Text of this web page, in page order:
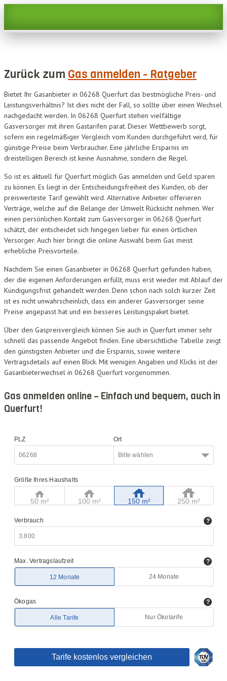
Zurück zum Gas anmelden - Ratgeber
Bietet Ihr Gasanbieter in 06268 Querfurt das bestmögliche Preis- und
Leistungsverhältnis? Ist dies nicht der Fall, so sollte über einen Wechsel
nachgedacht werden. In 06268 Querfurt stehen vielfältige
Gasversorger mit ihren Gastarifen parat. Dieser Wettbewerb sorgt,
sofern ein regelmäßiger Vergleich vom Kunden durchgeführt wird, für
günstige Preise beim Verbraucher. Eine jährliche Ersparnis im
dreistelligen Bereich ist keine Ausnahme, sondern die Regel.
So ist es aktuell für Querfurt möglich Gas anmelden und Geld sparen
zu können. Es liegt in der Entscheidungsfreiheit des Kunden, ob der
preiswerteste Tarif gewählt wird. Alternative Anbieter offerieren
Verträge, welche auf die Belange der Umwelt Rücksicht nehmen. Wer
einen persönlichen Kontakt zum Gasversorger in 06268 Querfurt
schätzt, der entscheidet sich hingegen lieber für einen örtlichen
Versorger. Auch hier bringt die online Auswahl beim Gas meist
erhebliche Preisvorteile.
Nachdem Sie einen Gasanbieter in 06268 Querfurt gefunden haben,
der die eigenen Anforderungen erfüllt, muss erst wieder mit Ablauf der
Kündigungsfrist gehandelt werden. Denn schon nach solch kurzer Zeit
ist es nicht unwahrscheinlich, dass ein anderer Gasversorger seine
Preise angepasst hat und ein besseres Leistungspaket bietet.
Über den Gaspreisvergleich können Sie auch in Querfurt immer sehr
schnell das passende Angebot finden. Eine übersichtliche Tabelle zeigt
den günstigsten Anbieter und die Ersparnis, sowie weitere
Vertragsdetails auf einen Blick. Mit wenigen Angaben und Klicks ist der
Gasanbieterwechsel in 06268 Querfurt vorgenommen.
Gas anmelden online – Einfach und bequem, auch in
Querfurt!